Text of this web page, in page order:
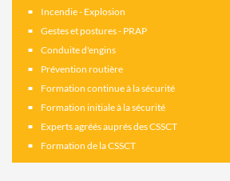
Incendie - Explosion
Gestes et postures - PRAP
Conduite d'engins
Prévention routière
Formation continue à la sécurité
Formation initiale à la sécurité
Experts agréés auprés des CSSCT
Formation de la CSSCT